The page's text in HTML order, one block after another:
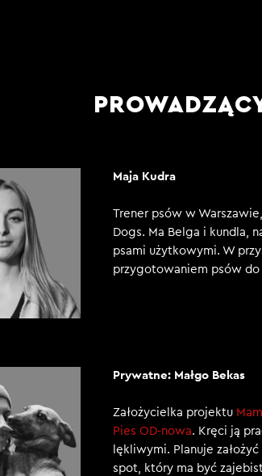
Maja Kudra
Trener psów w
Dogs. Ma Belga i kundla,
psami użytkowymi. W
przygotowaniem psów do
Prywatne: Małgo Bekas
Założycielka projektu
Pies OD-nowa. Kręci ją
lękliwymi. Planuje
spot, który ma być